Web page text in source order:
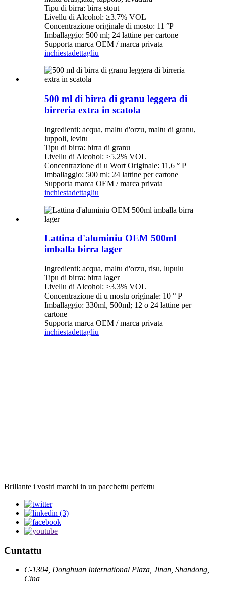
Tipu di birra: birra stout
Livellu di Alcohol: ≥3.7% VOL
Concentrazione originale di mosto: 11 °P
Imballaggio: 500 ml; 24 lattine per cartone
Supporta marca OEM / marca privata
inchiestadettagliu
500 ml di birra di granu leggera di
birreria extra in scatola
Ingredienti: acqua, maltu d'orzu, maltu di granu,
luppoli, levitu
Tipu di birra: birra di granu
Livellu di Alcohol: ≥5.2% VOL
Concentrazione di u Wort Originale: 11,6 ° P
Imballaggio: 500 ml; 24 lattine per cartone
Supporta marca OEM / marca privata
inchiestadettagliu
Lattina d'aluminiu OEM 500ml
imballa birra lager
Ingredienti: acqua, maltu d'orzu, risu, lupulu
Tipu di birra: birra lager
Livellu di Alcohol: ≥3.3% VOL
Concentrazione di u mostu originale: 10 ° P
Imballaggio: 330ml, 500ml; 12 o 24 lattine per
cartone
Supporta marca OEM / marca privata
inchiestadettagliu
Brillante i vostri marchi in un pacchettu perfettu
Cuntattu
C-1304, Donghuan International Plaza, Jinan, Shandong,
Cina